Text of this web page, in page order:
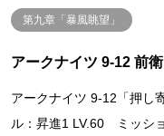
第九章「暴風眺望」
アークナイツ 9-12 前
アークナイツ 9-12「押し
ル：昇進1 LV.60 ミッシ